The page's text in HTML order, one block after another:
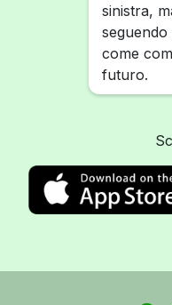
sinistra,
come
futuro.